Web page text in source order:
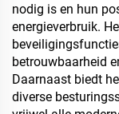
nodig is en hun
energieverbruik.
betrouwbaarheid
Daarnaast biedt
diverse